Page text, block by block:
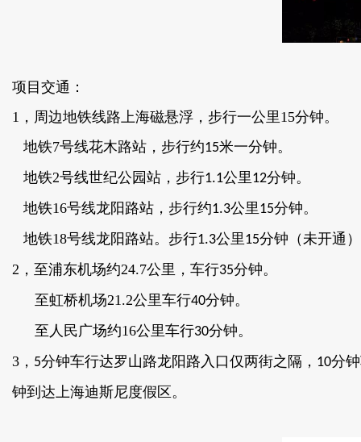
项目交通：
1，周边地铁线路上海磁悬浮，步行一公里15分钟。
地铁7号线花木路站，步行约15米一分钟。
地铁2号线世纪公园站，步行1.1公里12分钟。
地铁16号线龙阳路站，步行约1.3公里15分钟。
地铁18号线龙阳路站。步行1.3公里15分钟（未开通
2，至浦东机场约24.7公里，车行35分钟。
至虹桥机场21.2公里车行40分钟。
至人民广场约16公里车行30分钟。
3， 5分钟车行达罗山路龙阳路入口仅两街之隔， 10分
钟到达上海迪斯尼度假区。